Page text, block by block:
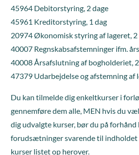
45964 Debitorstyring, 2 dage
45961 Kreditorstyring, 1 dag
20974 Økonomisk styring af lageret, 2
40007 Regnskabsafstemninger ifm.
40008 Årsafslutning af bogholderiet,
47379 Udarbejdelse og afstemning af
Du kan tilmelde dig enkeltkurser i
gennemføre dem alle, MEN hvis du
dig udvalgte kurser, bør du på forhånd
forudsætninger svarende til indholdet
kurser listet op herover.